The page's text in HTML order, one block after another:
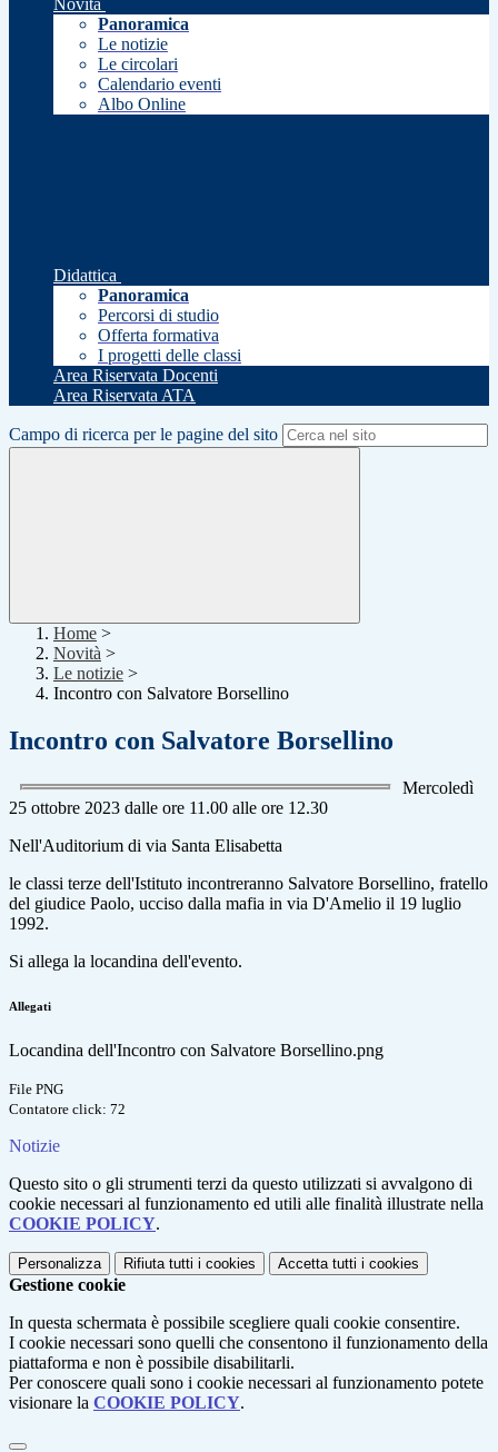
Novità
Panoramica
Le notizie
Le circolari
Calendario eventi
Albo Online
Didattica
Panoramica
Percorsi di studio
Offerta formativa
I progetti delle classi
Area Riservata Docenti
Area Riservata ATA
Campo di ricerca per le pagine del sito
Home >
Novità >
Le notizie >
Incontro con Salvatore Borsellino
Incontro con Salvatore Borsellino
Mercoledì
25 ottobre 2023 dalle ore 11.00 alle ore 12.30
Nell'Auditorium di via Santa Elisabetta
le classi terze dell'Istituto incontreranno Salvatore Borsellino, fratello
del giudice Paolo, ucciso dalla mafia in via D'Amelio il 19 luglio
1992.
Si allega la locandina dell'evento.
Allegati
Locandina dell'Incontro con Salvatore Borsellino.png
File PNG
Contatore click: 72
Notizie
Questo sito o gli strumenti terzi da questo utilizzati si avvalgono di
cookie necessari al funzionamento ed utili alle finalità illustrate nella
COOKIE POLICY.
Personalizza Rifiuta tutti i cookies Accetta tutti i cookies
Gestione cookie
In questa schermata è possibile scegliere quali cookie consentire.
I cookie necessari sono quelli che consentono il funzionamento della
piattaforma e non è possibile disabilitarli.
Per conoscere quali sono i cookie necessari al funzionamento potete
visionare la COOKIE POLICY.